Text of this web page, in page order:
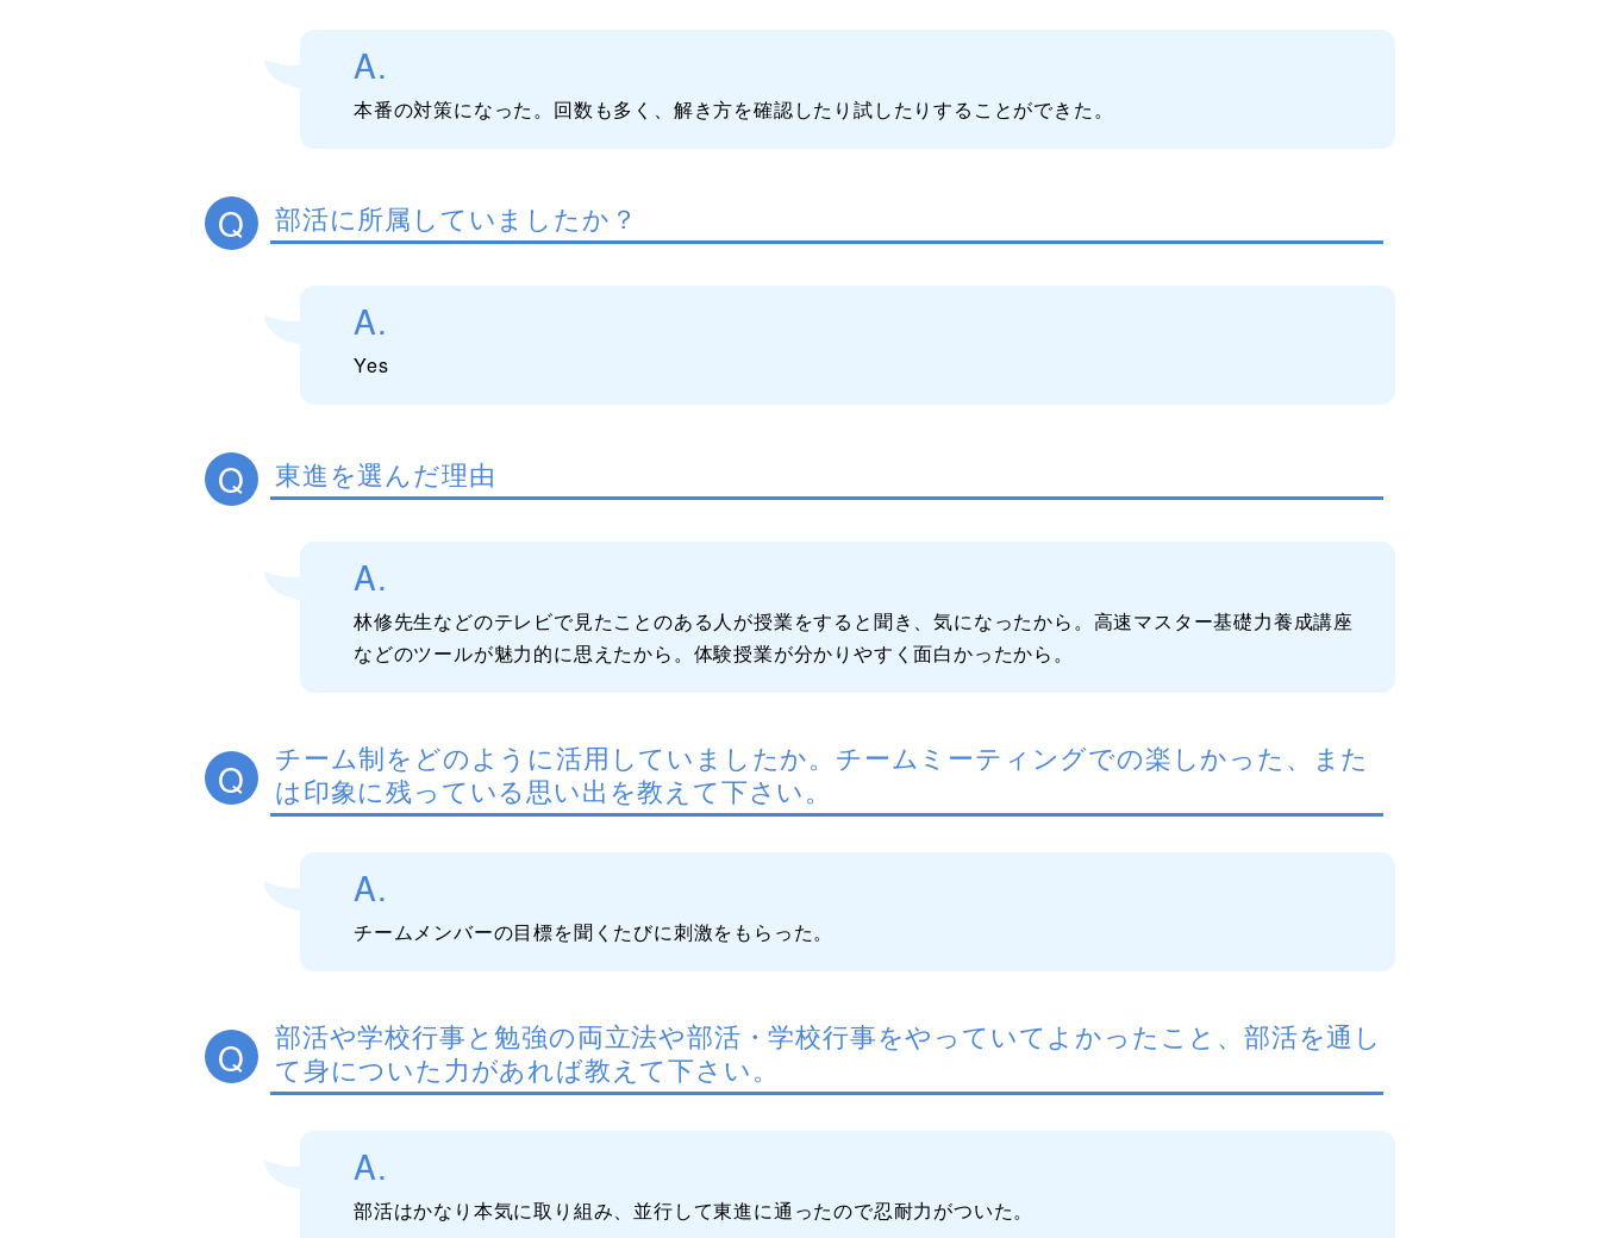
A.
本番の対策になった。回数も多く、解き方を確認したり試したりすることができた。
Q 部活に所属していましたか？
A.
Yes
Q 東進を選んだ理由
A.
林修先生などのテレビで見たことのある人が授業をすると聞き、気になったから。高速マスター基礎力養成講座
などのツールが魅力的に思えたから。体験授業が分かりやすく面白かったから。
Q
チーム制をどのように活用していましたか。チームミーティングでの楽しかった、また
は印象に残っている思い出を教えて下さい。
A.
チームメンバーの目標を聞くたびに刺激をもらった。
Q
部活や学校行事と勉強の両立法や部活・学校行事をやっていてよかったこと、部活を通し
て身についた力があれば教えて下さい。
A.
部活はかなり本気に取り組み、並行して東進に通ったので忍耐力がついた。